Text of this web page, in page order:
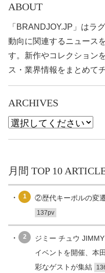
ABOUT
「BRANDJOY.JP」はラ
動向に関連するニュース
す。新作やコレクション
ス・業界情報をまとめて
ARCHIVES
月間 TOP 10
1 ②歴代キーポルの変
137pv
2
ジミー チュウ
イベントを開催、本
彩なゲストが集結